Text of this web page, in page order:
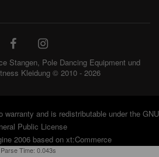
Stangen, Pole Dancing Equipment und
Kleidung © 2010 - 2026
and is redistributable under the GNU
Public License
2006 based on xt:Commerce
Parse Time: 0.043s